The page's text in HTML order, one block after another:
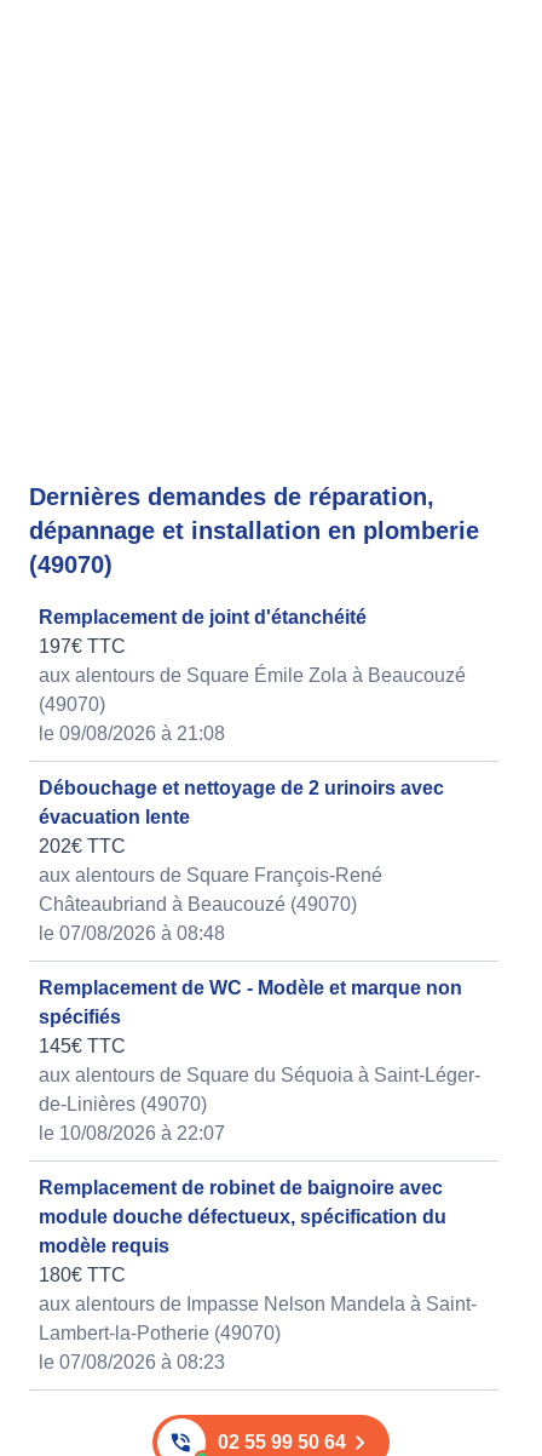
Dernières demandes de réparation,
dépannage et installation en plomberie
(49070)
Remplacement de joint d'étanchéité
197€ TTC
aux alentours de Square Émile Zola à Beaucouzé
(49070)
le 09/08/2026 à 21:08
Débouchage et nettoyage de 2 urinoirs avec
évacuation lente
202€ TTC
aux alentours de Square François-René
Châteaubriand à Beaucouzé (49070)
le 07/08/2026 à 08:48
Remplacement de WC - Modèle et marque non
spécifiés
145€ TTC
aux alentours de Square du Séquoia à Saint-Léger-
de-Linières (49070)
le 10/08/2026 à 22:07
Remplacement de robinet de baignoire avec
module douche défectueux, spécification du
modèle requis
180€ TTC
aux alentours de Impasse Nelson Mandela à Saint-
Lambert-la-Potherie (49070)
le 07/08/2026 à 08:23
02 55 99 50 64